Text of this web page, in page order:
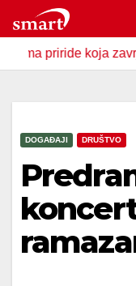
to
content
priride koja
DOGAĐAJI DRUŠTVO